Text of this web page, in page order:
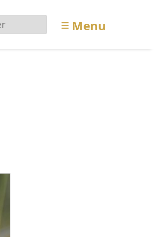
≡ Menu